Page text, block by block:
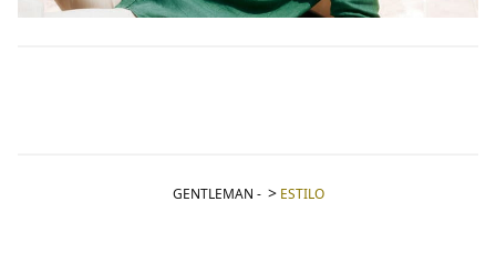
GENTLEMAN - ESTILO